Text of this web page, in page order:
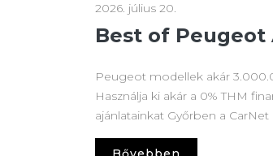
2026. július 20.
Best of Peugeot
Peugeot modellek akár
Használja ki akár a 0% THM
ajánlatainkat Győrben a